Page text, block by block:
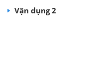
Vận dụng 2